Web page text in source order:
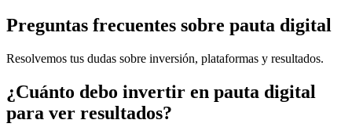
Preguntas frecuentes sobre pauta digital
Resolvemos tus dudas sobre inversión, plataformas y resultados.
¿Cuánto debo invertir en pauta digital
para ver resultados?